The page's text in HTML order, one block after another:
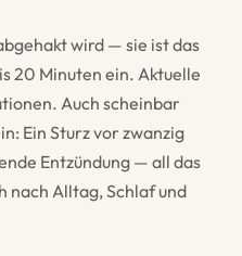
wird — sie ist das
20 Minuten ein. Aktuelle
Auch scheinbar
Ein Sturz vor zwanzig
Entzündung — all das
nach Alltag, Schlaf und